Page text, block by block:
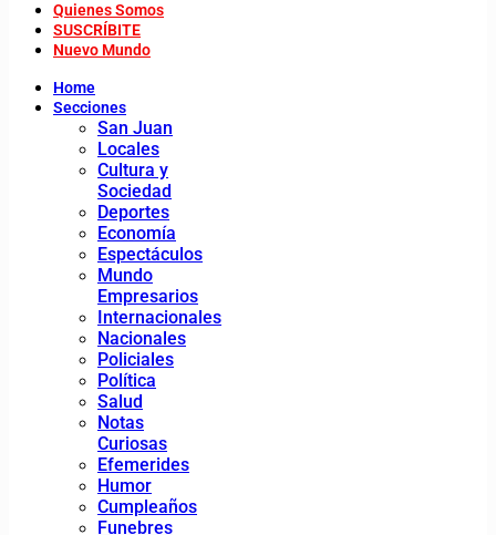
Quienes Somos
SUSCRÍBITE
Nuevo Mundo
Home
Secciones
San Juan
Locales
Cultura y
Sociedad
Deportes
Economía
Espectáculos
Mundo
Empresarios
Internacionales
Nacionales
Policiales
Política
Salud
Notas
Curiosas
Efemerides
Humor
Cumpleaños
Funebres